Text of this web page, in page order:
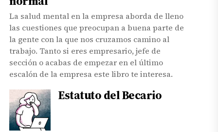
La salud mental en la empresa aborda de lleno
las cuestiones que preocupan a buena parte de
la gente con la que nos cruzamos camino al
trabajo. Tanto si eres empresario, jefe de
sección o acabas de empezar en el último
escalón de la empresa este libro te interesa.
Estatuto del Becario